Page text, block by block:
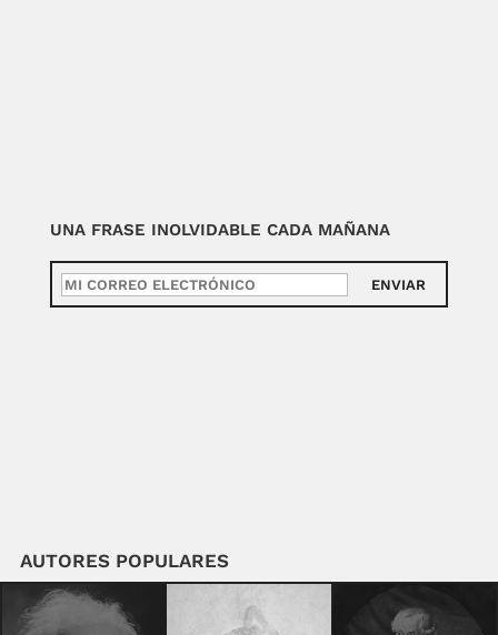
UNA FRASE INOLVIDABLE CADA MAÑANA
ENVIAR
AUTORES POPULARES